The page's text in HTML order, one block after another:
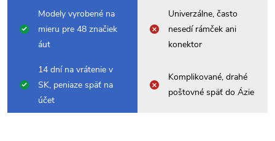
Modely vyrobené na
mieru pre 48 značiek
áut
Univerzálne, často
nesedí rámček ani
konektor
14 dní na vrátenie v
SK, peniaze späť na
účet
Komplikované, drahé
poštovné späť do Ázie